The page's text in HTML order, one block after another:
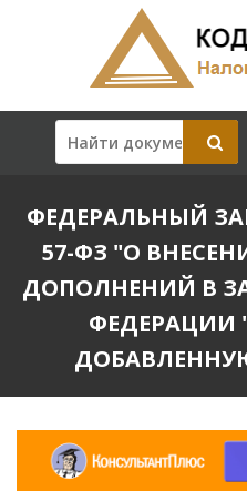
ФЕДЕРАЛЬНЫЙ
57-ФЗ "О
ДОПОЛНЕНИЙ В
ФЕДЕРАЦИИ